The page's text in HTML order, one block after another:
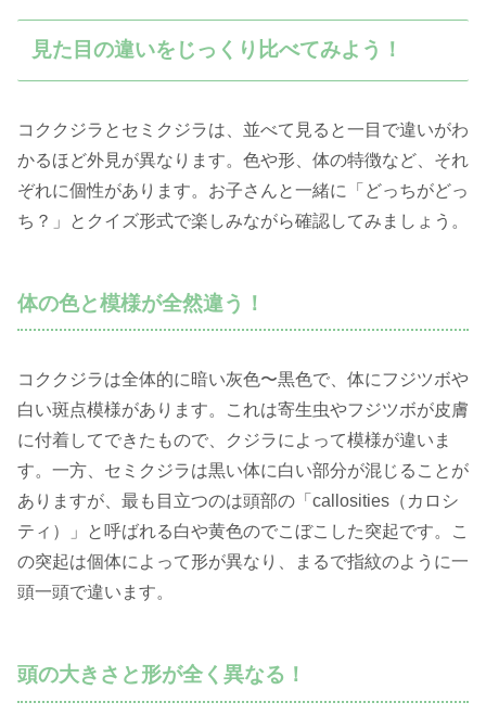
見た目の違いをじっくり比べてみよう！
コククジラとセミクジラは、並べて見ると一目で違いがわ
かるほど外見が異なります。色や形、体の特徴など、それ
ぞれに個性があります。お子さんと一緒に「どっちがどっ
ち？」とクイズ形式で楽しみながら確認してみましょう。
体の色と模様が全然違う！
コククジラは全体的に暗い灰色〜黒色で、体にフジツボや
白い斑点模様があります。これは寄生虫やフジツボが皮膚
に付着してできたもので、クジラによって模様が違いま
す。一方、セミクジラは黒い体に白い部分が混じることが
ありますが、最も目立つのは頭部の「callosities（カロシ
ティ）」と呼ばれる白や黄色のでこぼこした突起です。こ
の突起は個体によって形が異なり、まるで指紋のように一
頭一頭で違います。
頭の大きさと形が全く異なる！